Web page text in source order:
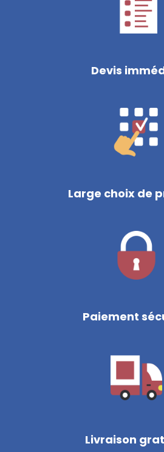
Devis
Large choix de
Paiement
Livraison